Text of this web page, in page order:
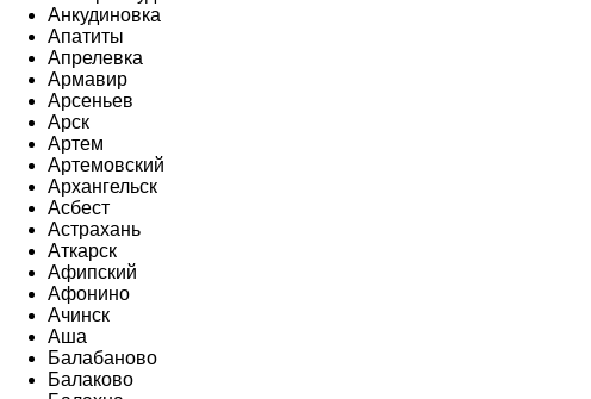
Анкудиновка
Апатиты
Апрелевка
Армавир
Арсеньев
Арск
Артем
Артемовский
Архангельск
Асбест
Астрахань
Аткарск
Афипский
Афонино
Ачинск
Аша
Балабаново
Балаково